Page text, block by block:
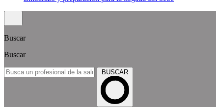
Buscar
Buscar
BUSCAR